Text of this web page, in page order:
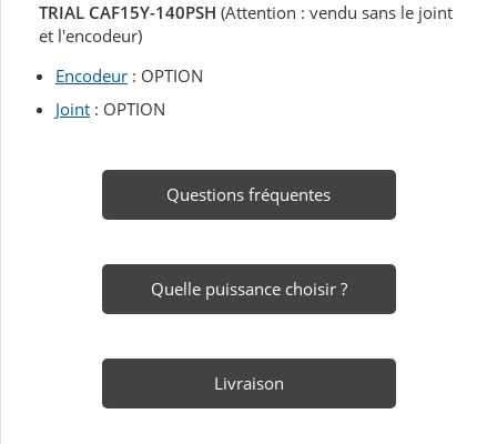
TRIAL CAF15Y-140PSH (Attention : vendu sans le joint
et l'encodeur)
Encodeur : OPTION
Joint : OPTION
Questions fréquentes
Quelle puissance choisir ?
Livraison